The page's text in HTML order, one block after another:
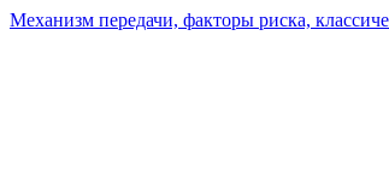
Механизм передачи, факторы риска,